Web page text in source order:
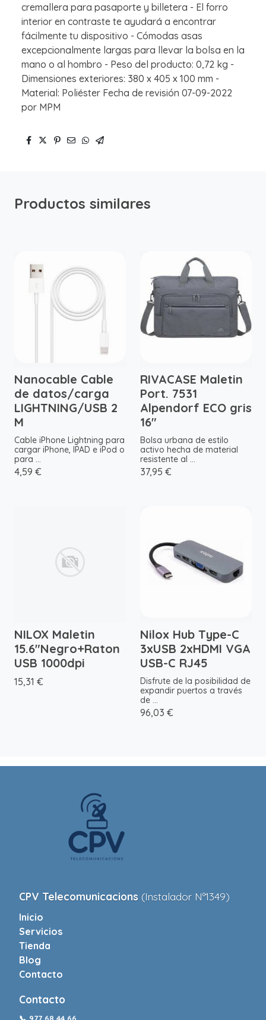
cremallera para pasaporte y billetera - El forro
interior en contraste te ayudará a encontrar
fácilmente tu dispositivo - Cómodas asas
excepcionalmente largas para llevar la bolsa en la
mano o al hombro - Peso del producto: 0,72 kg -
Dimensiones exteriores: 380 x 405 x 100 mm -
Material: Poliéster Fecha de revisión 07-09-2022
por MPM
Productos similares
Nanocable Cable
de datos/carga
LIGHTNING/USB 2
M
Cable iPhone Lightning para
cargar iPhone, IPAD e iPod o
para ...
4,59 €
RIVACASE Maletin
Port. 7531
Alpendorf ECO gris
16"
Bolsa urbana de estilo
activo hecha de material
resistente al ...
37,95 €
NILOX Maletin
15.6"Negro+Raton
USB 1000dpi
15,31 €
Nilox Hub Type-C
3xUSB 2xHDMI VGA
USB-C RJ45
Disfrute de la posibilidad de
expandir puertos a través
de ...
96,03 €
CPV Telecomunicacions (Instalador Nº1349)
Inicio
Servicios
Tienda
Blog
Contacto
Contacto